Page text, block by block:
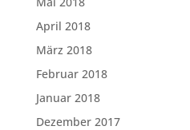
April 2018
März 2018
Februar 2018
Januar 2018
Dezember 2017